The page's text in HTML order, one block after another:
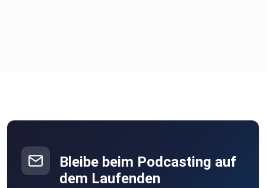
Bleibe beim Podcasting auf
dem Laufenden